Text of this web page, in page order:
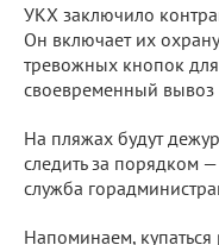
УКХ заключило
Он включает их
тревожных кнопок
своевременный вывоз
На пляжах будут
следить за порядком
служба
Напоминаем,